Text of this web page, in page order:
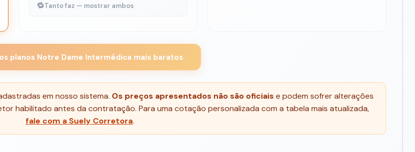
🔁Tanto faz — mostrar ambos
planos Notre Dame Intermédica mais baratos
em nosso sistema. Os preços apresentados não são oficiais e podem sofrer alterações
habilitado antes da contratação. Para uma cotação personalizada com a tabela mais atualizada,
fale com a Suely Corretora.